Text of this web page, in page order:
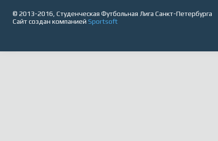
© 2013-2016, Студенческая Футбольная Лига Санкт-Петербурга
Сайт создан компанией Sportsoft